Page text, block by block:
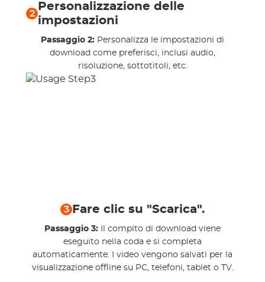
2
Personalizzazione delle
impostazioni
Passaggio 2: Personalizza le impostazioni di
download come preferisci, inclusi audio,
risoluzione, sottotitoli, etc.
3 Fare clic su "Scarica".
Passaggio 3:
Il compito di download viene
eseguito nella coda e si completa
automaticamente. I video vengono salvati per la
visualizzazione offline su PC, telefoni, tablet o TV.